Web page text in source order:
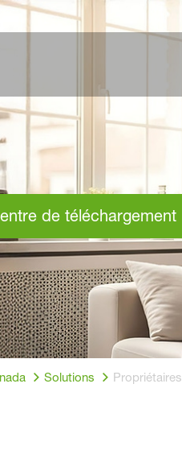
de téléchargement
Solutions Propriétaires